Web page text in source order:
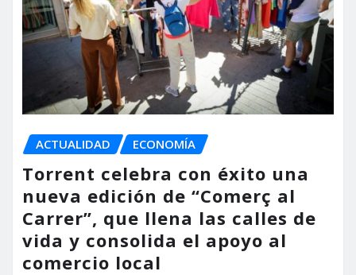
ACTUALIDAD ECONOMÍA
Torrent celebra con éxito una
nueva edición de “Comerç al
Carrer”, que llena las calles de
vida y consolida el apoyo al
comercio local